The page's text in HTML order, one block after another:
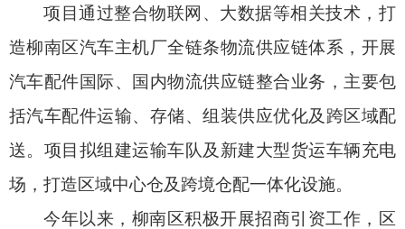
项目通过整合物联网、大数据等相关技术，打
造柳南区汽车主机厂全链条物流供应链体系，开展
汽车配件国际、国内物流供应链整合业务，主要包
括汽车配件运输、存储、组装供应优化及跨区域配
送。项目拟组建运输车队及新建大型货运车辆充电
场，打造区域中心仓及跨境仓配一体化设施。
今年以来，柳南区积极开展招商引资工作，区